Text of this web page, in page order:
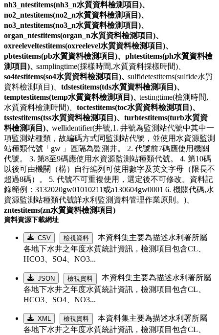
nh3_ntestitems(nh3_n水質資料檢測項目)、
no2_ntestitems(no2_n水質資料檢測項目)、
no3_ntestitems(no3_n水質資料檢測項目)、
organ_ntestitems(organ_n水質資料檢測項目)、
oxreeleveltestitems(oxreelevel水質資料檢測項目)、
pbtestitems(pb水質資料檢測項目)、 phtestitems(ph水質資料檢
測項目)、samplingtime(採樣時間,水質資料採樣時間)、
so4testitems(so4水質資料檢測項目)、sulfidetestitems(sulfide水質
資料檢測項目)、 tdstestitems(tds水質資料檢測項目)、
temptestitems(temp水質資料檢測項目)、testingtime(檢測時間,
水質資料檢測時間)、 toctestitems(toc水質資料檢測項目)、
tsstestitems(tss水質資料檢測項目)、 turbtestitems(turb水質資
料檢測項目)、wellidentifier(井號,1. 井號為監測站代號中其中一
項監測站種類，故編碼方式同監測站代號，並使用水資源監測
站種類代號「gw 」區隔為監測井。 2. 代號前7碼應使用機關
代號。 3. 第8至9碼應使用水資源監測站種類代號。 4. 第10碼
以後可由機關（構）自行編列可使用數字及英文字母（限長不
超過8碼）。 5. 代號不可重複使用，選定後不可修改。資料記
錄範例：3132020gw01010211或a130604gw0001 6. 機關代碼,水
資源監測站種類代號詳水利監測資料管理作業原則。)、
zntestitems(zn水質資料檢測項目)
資料資源下載網址
CSV 檢視資料
本資料集主要為描述水利署所屬
各地下水井之年度水質統計資訊，檢測項目包含CL、
HCO3、SO4、NO3...
JSON 檢視資料
本資料集主要為描述水利署所屬
各地下水井之年度水質統計資訊，檢測項目包含CL、
HCO3、SO4、NO3...
XML 檢視資料
本資料集主要為描述水利署所屬
各地下水井之年度水質統計資訊，檢測項目包含CL、